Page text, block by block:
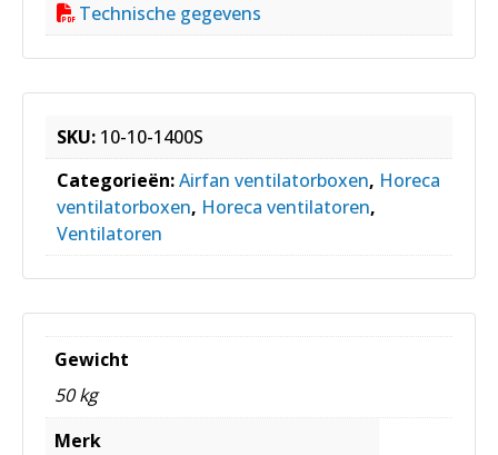
Technische gegevens
SKU: 10-10-1400S
Categorieën:Airfan ventilatorboxen, Horeca
ventilatorboxen, Horeca ventilatoren,
Ventilatoren
Gewicht
50 kg
Merk